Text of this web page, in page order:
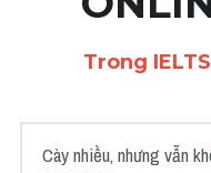
Điểm báo
Trong
Cày nhiều, nhưng vẫn